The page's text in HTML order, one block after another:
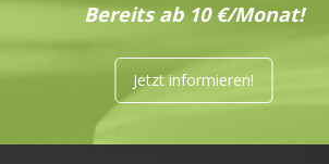
Bereits ab 10 €/Monat!
Jetzt informieren!